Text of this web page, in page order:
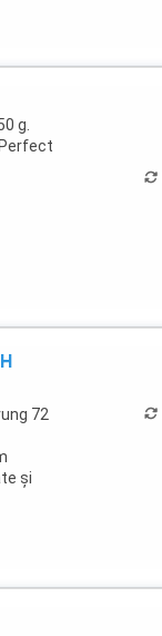
g.
72
și